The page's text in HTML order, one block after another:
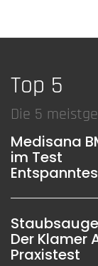
Top 5
Die 5
Medisana
im Test
Der Klamer
Praxistest